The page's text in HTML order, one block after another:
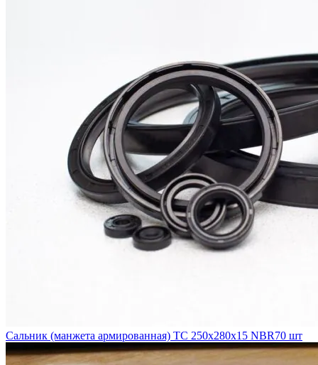
Сальник (манжета армированная) TC 250x280x15 NBR70 шт